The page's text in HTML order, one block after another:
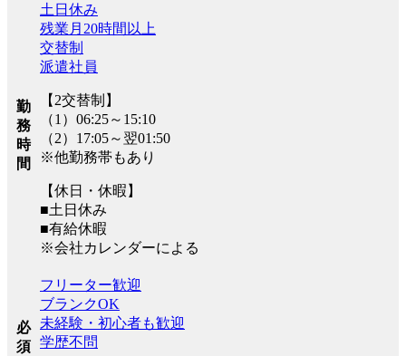
勤
務
時
間
土日休み
残業月20時間以上
交替制
派遣社員
【2交替制】
（1）06:25～15:10
（2）17:05～翌01:50
※他勤務帯もあり
【休日・休暇】
■土日休み
■有給休暇
※会社カレンダーによる
必
須
フリーター歓迎
ブランクOK
未経験・初心者も歓迎
学歴不問